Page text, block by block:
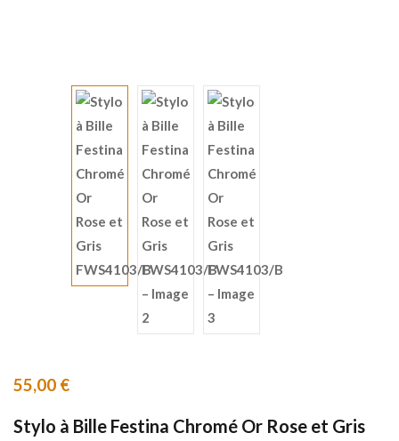
55,00 €
Stylo à Bille Festina Chromé Or Rose et Gris